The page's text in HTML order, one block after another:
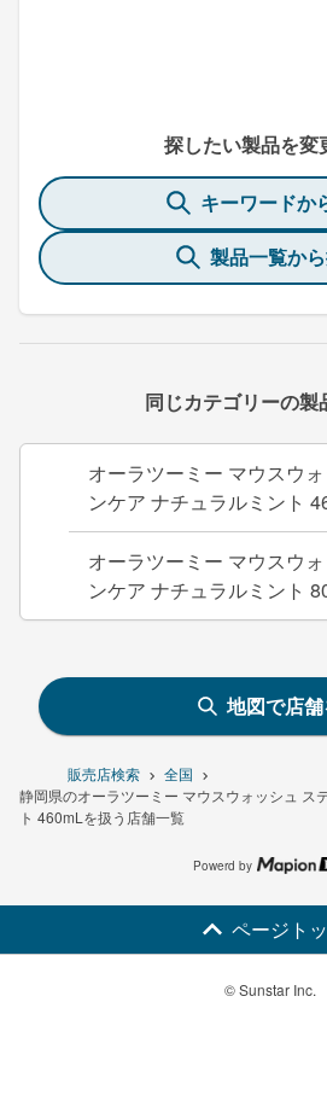
販売店検索
全国
静岡県のオーラツーミー マウスウォッシュ ス
ト 460mLを扱う店舗一覧
探したい製品を変
キーワードか
製品一覧か
同じカテゴリーの製
オーラツーミー マウスウ
ンケア ナチュラルミント
オーラツーミー マウスウ
ンケア ナチュラルミント
地図で店
Powerd by
ページト
© Sunstar Inc.